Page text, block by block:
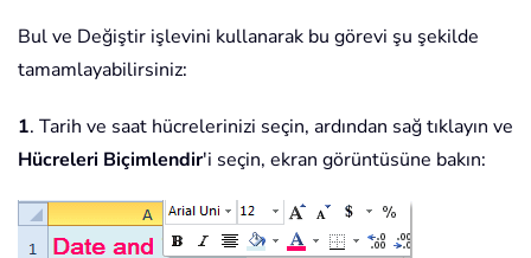
Bul ve Değiştir işlevini kullanarak bu görevi şu şekilde
tamamlayabilirsiniz:
1. Tarih ve saat hücrelerinizi seçin, ardından sağ tıklayın ve
Hücreleri Biçimlendir'i seçin, ekran görüntüsüne bakın: